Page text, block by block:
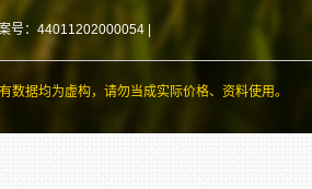
号：44011202000054
据均为虚构，请勿当成实际价格、资料使用。